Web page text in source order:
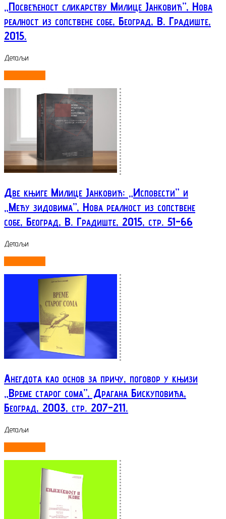
„Посвећеност сликарству Милице Јанковић”, Нова
реалност из сопствене собе, Београд, В. Градиште,
2015.
Детаљи
Две књиге Милице Јанковић: „Исповести” и
„Међу зидовима”, Нова реалност из сопствене
собе, Београд, В. Градиште, 2015, стp. 51-66
Детаљи
Анегдота као основ за причу, поговор у књизи
„Време старог сома”, Драгана Бискуповића,
Београд, 2003, стр. 207-211.
Детаљи